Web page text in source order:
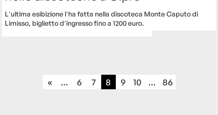
L'ultima esibizione l'ha fatta nella discoteca Monte Caputo di
Limisso, biglietto d'ingresso fino a 1200 euro.
« ... 6 7 8 9 10 ... 86